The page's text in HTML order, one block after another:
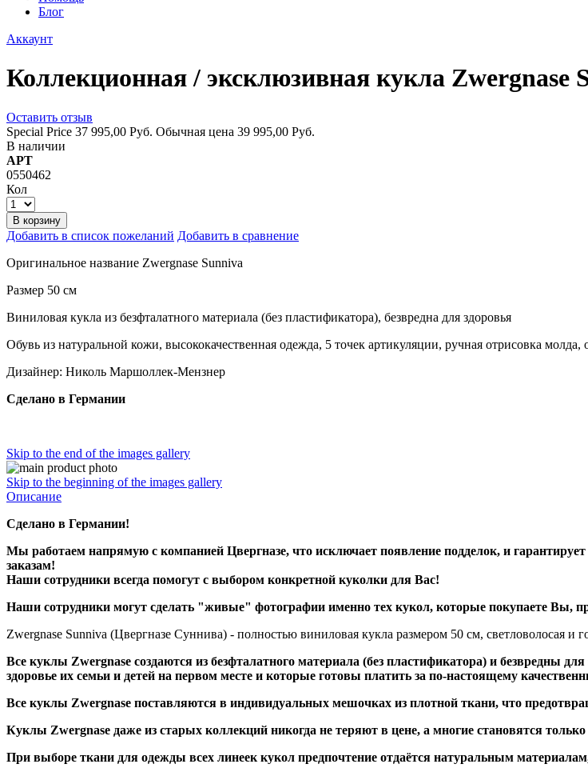
Блог
Аккаунт
Коллекционная / эксклюзивная кукла Zwergnase
Оставить отзыв
Special Price 37 995,00 Руб. Обычная цена 39 995,00 Руб.
В наличии
АРТ
0550462
Кол
В корзину
Добавить в список пожеланий Добавить в сравнение
Оригинальное название Zwergnase Sunniva
Размер 50 см
Виниловая кукла из безфталатного материала (без пластификатора), безвредна для здоровья
Обувь из натуральной кожи, высококачественная одежда, 5 точек артикуляции, ручная отрисовка
Дизайнер: Николь Маршоллек-Мензнер
Сделано в Германии
Skip to the end of the images gallery
Skip to the beginning of the images gallery
Описание
Сделано в Германии!
Мы работаем напрямую с компанией Цвергназе, что исключает появление подделок, и
заказам!
Наши сотрудники всегда помогут с выбором конкретной куколки для Вас!
Наши сотрудники могут сделать "живые" фотографии именно тех кукол, которые покупаете Вы,
Zwergnase Sunniva (Цвергназе Суннива) - полностью виниловая кукла размером 50 см, светловолосая и
Все куклы Zwergnase создаются из безфталатного материала (без пластификатора) и безвредны
здоровье их семьи и детей на первом месте и которые готовы платить за по-настоящему
Все куклы Zwergnase поставляются в индивидуальных мешочках из плотной ткани, что
Куклы Zwergnase даже из старых коллекций никогда не теряют в цене, а многие становятся
При выборе ткани для одежды всех линеек кукол предпочтение отдаётся натуральным